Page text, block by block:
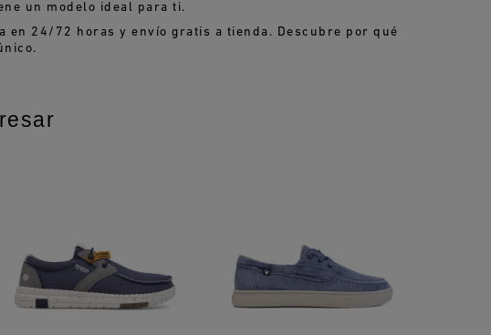
un modelo ideal para ti.
24/72 horas y envío gratis a tienda. Descubre por qué